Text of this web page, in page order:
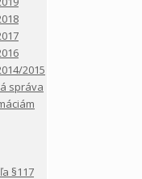
2015
správa
§117